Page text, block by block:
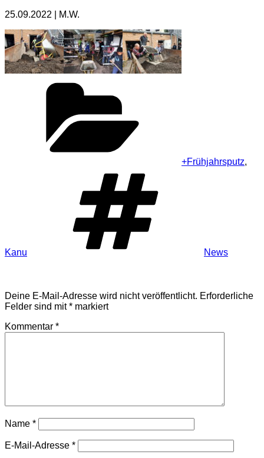
25.09.2022 | M.W.
+Frühjahrsputz,
Kanu News
Deine E-Mail-Adresse wird nicht veröffentlicht. Erforderliche
Felder sind mit* markiert
Kommentar *
Name *
E-Mail-Adresse *